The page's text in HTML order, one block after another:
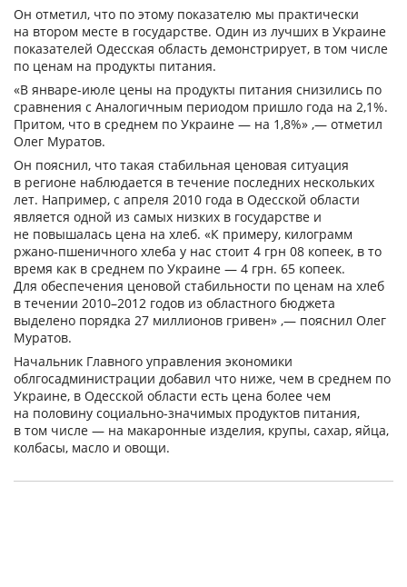
Он отметил, что по этому показателю мы практически
на втором месте в государстве. Один из лучших в Украине
показателей Одесская область демонстрирует, в том числе
по ценам на продукты питания.
«В январе-июле цены на продукты питания снизились по
сравнения с Аналогичным периодом пришло года на 2,1%.
Притом, что в среднем по Украине — на 1,8%» ,— отметил
Олег Муратов.
Он пояснил, что такая стабильная ценовая ситуация
в регионе наблюдается в течение последних нескольких
лет. Например, с апреля 2010 года в Одесской области
является одной из самых низких в государстве и
не повышалась цена на хлеб. «К примеру, килограмм
ржано-пшеничного хлеба у нас стоит 4 грн 08 копеек, в то
время как в среднем по Украине — 4 грн. 65 копеек.
Для обеспечения ценовой стабильности по ценам на хлеб
в течении 2010–2012 годов из областного бюджета
выделено порядка 27 миллионов гривен» ,— пояснил Олег
Муратов.
Начальник Главного управления экономики
облгосадминистрации добавил что ниже, чем в среднем по
Украине, в Одесской области есть цена более чем
на половину социально-значимых продуктов питания,
в том числе — на макаронные изделия, крупы, сахар, яйца,
колбасы, масло и овощи.